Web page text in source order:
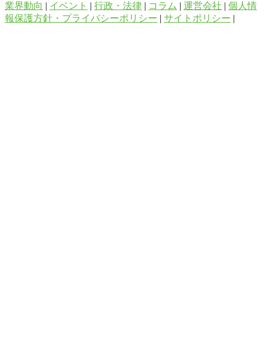
業界動向 | イベント | 行政・法律 | コラム | 運営会社 | 個人情
報保護方針・プライバシーポリシー | サイトポリシー |